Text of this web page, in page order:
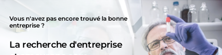
Vous n'avez pas encore trouvé la bonne
entreprise ?
La recherche d'entreprise